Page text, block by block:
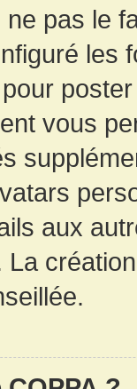
pas le
les
pour
vous
aux